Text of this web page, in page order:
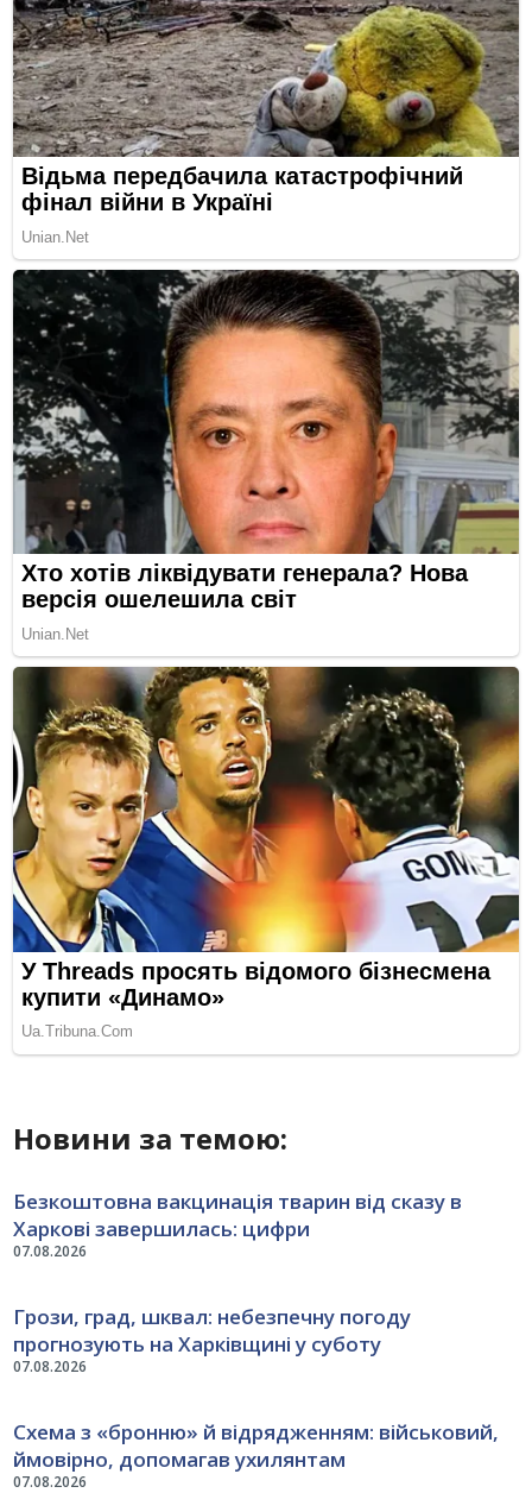
Новини за темою:
07.08.2026
Безкоштовна вакцинація тварин від сказу в
Харкові завершилась: цифри
07.08.2026
Грози, град, шквал: небезпечну погоду
прогнозують на Харківщині у суботу
07.08.2026
Схема з «бронню» й відрядженням: військовий,
ймовірно, допомагав ухилянтам